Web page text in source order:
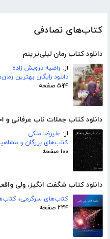
کتاب‌های تصادفی
دانلود کتاب رمان لیلی‌ترینم
از: راضیه درویش زاده
دانلود رایگان بهترین
۵۹۴ صفحه
دانلود کتاب جملات ناب عرفانی و
از: علیرضا ملکی
کتاب‌های بزرگان و
۱۰۰ صفحه
دانلود کتاب شگفت انگیز، ولی
کتاب‌های سرگرمی،
۲۲۴ صفحه